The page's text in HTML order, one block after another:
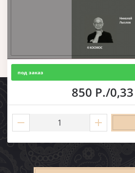
под заказ
850 Р./